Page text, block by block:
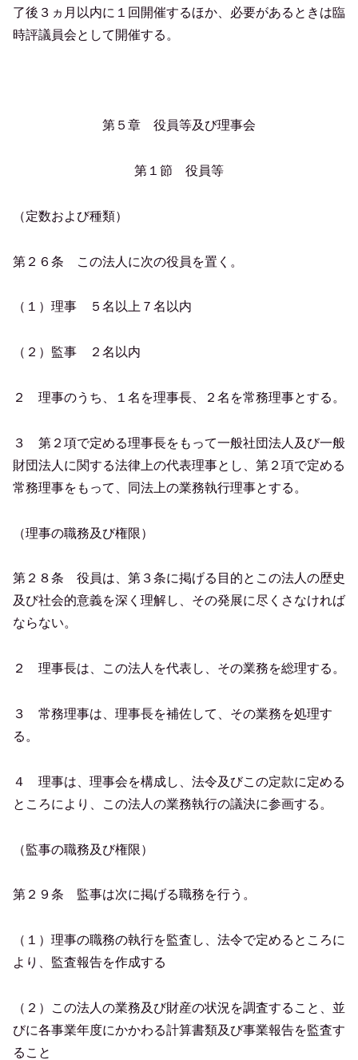
了後３ヵ月以内に１回開催するほか、必要があるときは臨
時評議員会として開催する。
第５章 役員等及び理事会
第１節 役員等
（定数および種類）
第２６条 この法人に次の役員を置く。
（１）理事 ５名以上７名以内
（２）監事 ２名以内
２ 理事のうち、１名を理事長、２名を常務理事とする。
３ 第２項で定める理事長をもって一般社団法人及び一般
財団法人に関する法律上の代表理事とし、第２項で定める
常務理事をもって、同法上の業務執行理事とする。
（理事の職務及び権限）
第２８条 役員は、第３条に掲げる目的とこの法人の歴史
及び社会的意義を深く理解し、その発展に尽くさなければ
ならない。
２ 理事長は、この法人を代表し、その業務を総理する。
３ 常務理事は、理事長を補佐して、その業務を処理す
る。
４ 理事は、理事会を構成し、法令及びこの定款に定める
ところにより、この法人の業務執行の議決に参画する。
（監事の職務及び権限）
第２９条 監事は次に掲げる職務を行う。
（１）理事の職務の執行を監査し、法令で定めるところに
より、監査報告を作成する
（２）この法人の業務及び財産の状況を調査すること、並
びに各事業年度にかかわる計算書類及び事業報告を監査す
ること